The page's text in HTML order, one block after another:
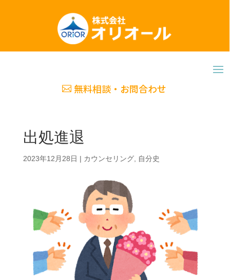
無料相談・お問合わせ
出処進退
2023年12月28日 | カウンセリング, 自分史